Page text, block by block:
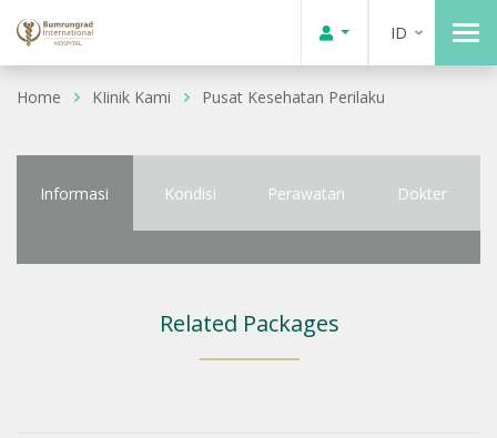
ID
Home KIinik Kami Pusat Kesehatan Perilaku
Informasi Kondisi Perawatan Dokter
Related Packages